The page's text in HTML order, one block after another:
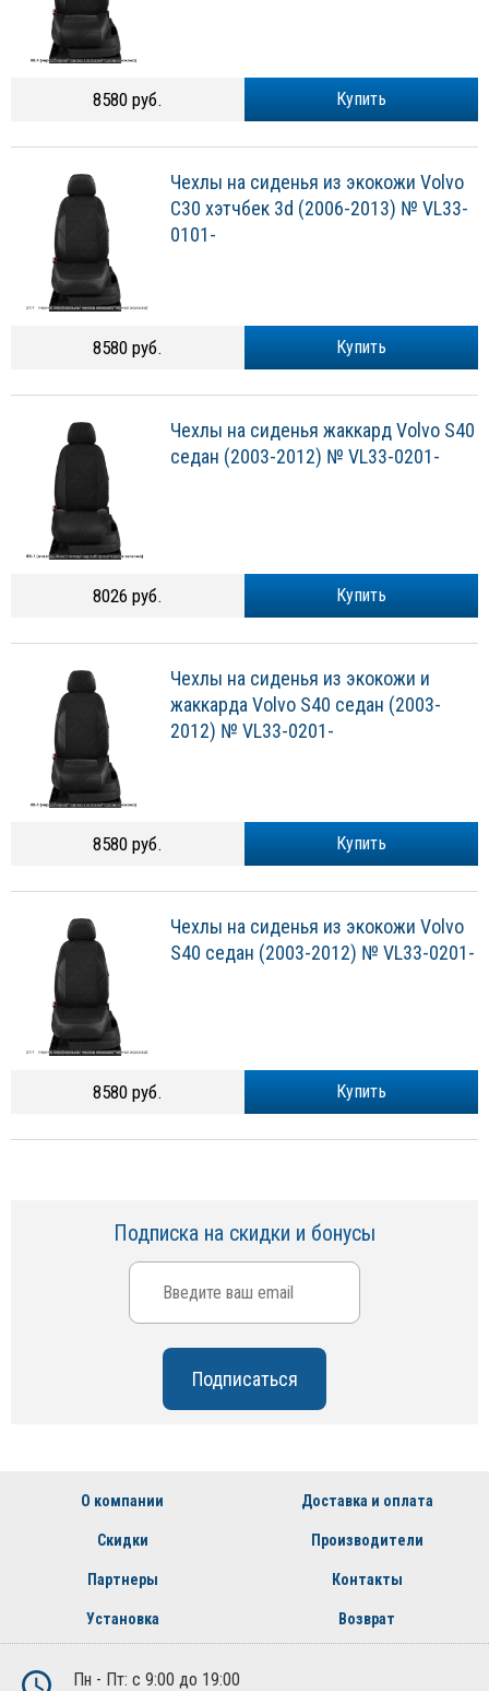
Купить
8580 руб.
Чехлы на сиденья из экокожи Volvo
C30 хэтчбек 3d (2006-2013) № VL33-
0101-
Купить
8580 руб.
Чехлы на сиденья жаккард Volvo S40
седан (2003-2012) № VL33-0201-
Купить
8026 руб.
Чехлы на сиденья из экокожи и
жаккарда Volvo S40 седан (2003-
2012) № VL33-0201-
Купить
8580 руб.
Чехлы на сиденья из экокожи Volvo
S40 седан (2003-2012) № VL33-0201-
Купить
8580 руб.
Подписка на скидки и бонусы
О компании Доставка и оплата
Скидки Производители
Партнеры Контакты
Установка Возврат
Пн - Пт: с 9:00 до 19:00